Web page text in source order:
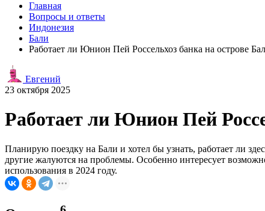
Главная
Вопросы и ответы
Индонезия
Бали
Работает ли Юнион Пей Россельхоз банка на острове
Евгений
23 октября 2025
Работает ли Юнион Пей
Планирую поездку на Бали и хотел бы узнать, работает ли
другие жалуются на проблемы. Особенно интересует
использования в 2024 году.